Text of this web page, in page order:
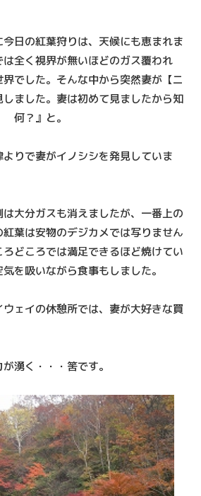
日の紅葉狩りは、天候にも恵まれま
全く視界が無いほどのガス覆われ
でした。そんな中から突然妻が【ニ
ました。妻は初めて見ましたから知
何？』と。
りで妻がイノシシを発見していま
大分ガスも消えましたが、一番上の
葉は安物のデジカメでは写りません
どころでは満足できるほど焼けてい
を吸いながら食事もしました。
ェイの休憩所では、妻が大好きな買
湧く・・・筈です。